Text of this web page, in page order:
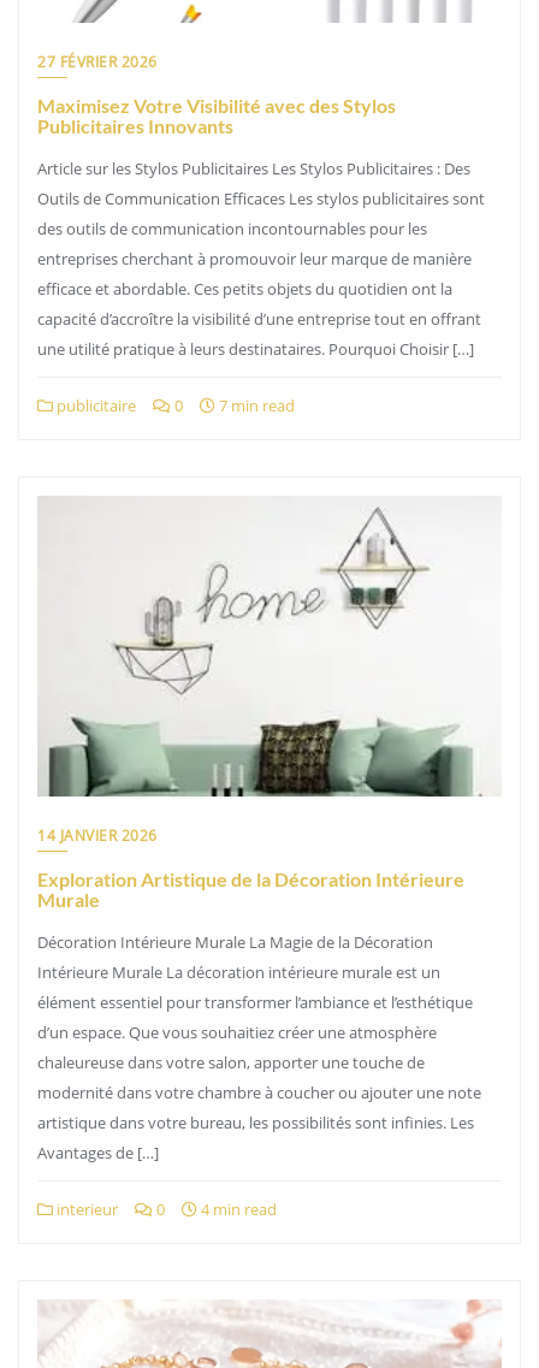
27 FÉVRIER 2026
Maximisez Votre Visibilité avec des Stylos
Publicitaires Innovants
Article sur les Stylos Publicitaires Les Stylos Publicitaires : Des
Outils de Communication Efficaces Les stylos publicitaires sont
des outils de communication incontournables pour les
entreprises cherchant à promouvoir leur marque de manière
efficace et abordable. Ces petits objets du quotidien ont la
capacité d’accroître la visibilité d’une entreprise tout en offrant
une utilité pratique à leurs destinataires. Pourquoi Choisir […]
publicitaire 0 7 min read
14 JANVIER 2026
Exploration Artistique de la Décoration Intérieure
Murale
Décoration Intérieure Murale La Magie de la Décoration
Intérieure Murale La décoration intérieure murale est un
élément essentiel pour transformer l’ambiance et l’esthétique
d’un espace. Que vous souhaitiez créer une atmosphère
chaleureuse dans votre salon, apporter une touche de
modernité dans votre chambre à coucher ou ajouter une note
artistique dans votre bureau, les possibilités sont infinies. Les
Avantages de […]
interieur 0 4 min read